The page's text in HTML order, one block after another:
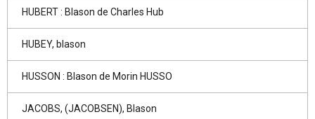
HUBERT : Blason de Charles Hub
HUBEY, blason
HUSSON : Blason de Morin HUSSO
JACOBS, (JACOBSEN), Blason